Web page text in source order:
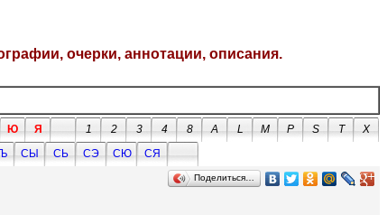
очерки, аннотации, описания.
Ю Я 1 2 3 4 8 A L M P S T
X
СЫ СЬ СЭ СЮ
СЯ
Поделиться…